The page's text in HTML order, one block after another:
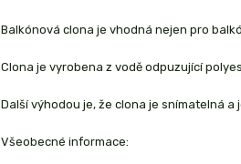
Balkónová clona je vhodná nejen pro
Clona je vyrobena z vodě odpuzující
Další výhodou je, že clona je snímatelná a
Všeobecné informace: